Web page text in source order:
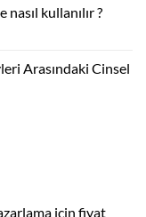
kullanılır ?
Arasındaki Cinsel
için fiyat